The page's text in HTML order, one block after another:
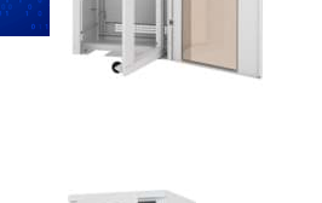
ENTER für mehr
Optionen zu
Industrieverteiler
IP 30, für die